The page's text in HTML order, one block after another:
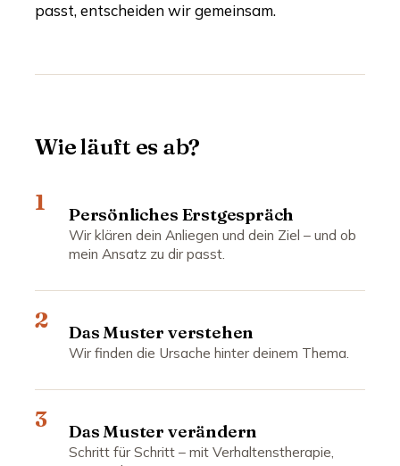
passt, entscheiden wir gemeinsam.
Wie läuft es ab?
1 Persönliches Erstgespräch
Wir klären dein Anliegen und dein Ziel – und ob
mein Ansatz zu dir passt.
2 Das Muster verstehen
Wir finden die Ursache hinter deinem Thema.
3 Das Muster verändern
Schritt für Schritt – mit Verhaltenstherapie,